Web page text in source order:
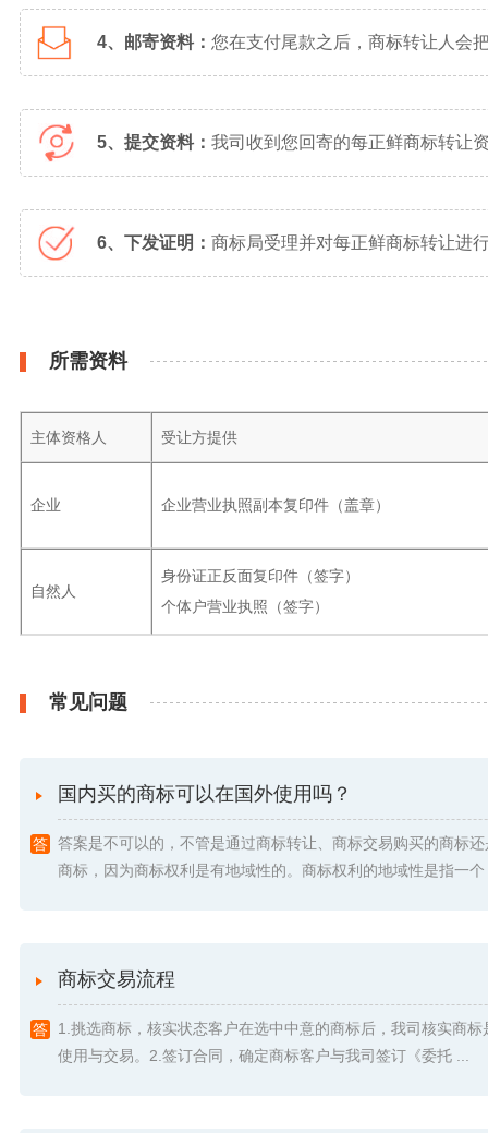
4、邮寄资料： 您在支付尾款之后，商标转让人会
5、提交资料： 我司收到您回寄的每正鲜商标转让
6、下发证明： 商标局受理并对每正鲜商标转让进
所需资料
主体资格人 受让方提供
企业 企业营业执照副本复印件（盖章）
自然人
身份证正反面复印件（签字）
个体户营业执照（签字）
常见问题
国内买的商标可以在国外使用吗？
答案是不可以的，不管是通过商标转让、商标交易购买的商标
商标，因为商标权利是有地域性的。商标权利的地域性是指一
商标交易流程
1.挑选商标，核实状态客户在选中中意的商标后，我司核实商标
使用与交易。2.签订合同，确定商标客户与我司签订《委托 ...